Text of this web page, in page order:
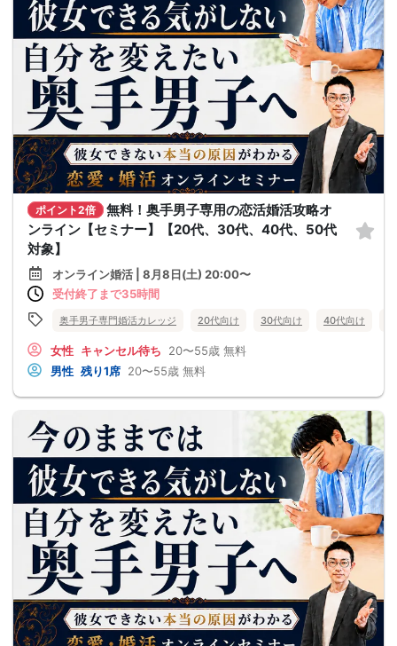
ポイント2倍
無料！奥手男子専用の恋活婚活攻略オ
ンライン【セミナー】【20代、30代、40代、50代
対象】
オンライン婚活 | 8月8日(土) 20:00〜
受付終了まで35時間
奥手男子専門婚活カレッジ 20代向け 30代向け 40代向け
女性 キャンセル待ち 20〜55歳 無料
男性 残り1席 20〜55歳 無料